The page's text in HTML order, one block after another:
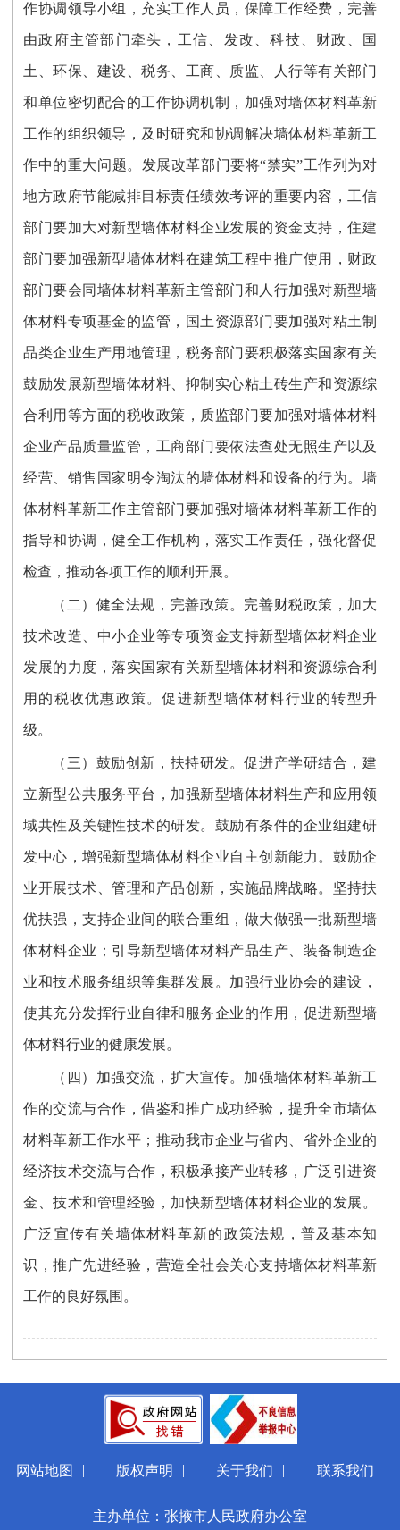
作协调领导小组，充实工作人员，保障工作经费，完善
由政府主管部门牵头，工信、发改、科技、财政、国
土、环保、建设、税务、工商、质监、人行等有关部门
和单位密切配合的工作协调机制，加强对墙体材料革新
工作的组织领导，及时研究和协调解决墙体材料革新工
作中的重大问题。发展改革部门要将“禁实”工作列为对
地方政府节能减排目标责任绩效考评的重要内容，工信
部门要加大对新型墙体材料企业发展的资金支持，住建
部门要加强新型墙体材料在建筑工程中推广使用，财政
部门要会同墙体材料革新主管部门和人行加强对新型墙
体材料专项基金的监管，国土资源部门要加强对粘土制
品类企业生产用地管理，税务部门要积极落实国家有关
鼓励发展新型墙体材料、抑制实心粘土砖生产和资源综
合利用等方面的税收政策，质监部门要加强对墙体材料
企业产品质量监管，工商部门要依法查处无照生产以及
经营、销售国家明令淘汰的墙体材料和设备的行为。墙
体材料革新工作主管部门要加强对墙体材料革新工作的
指导和协调，健全工作机构，落实工作责任，强化督促
检查，推动各项工作的顺利开展。
（二）健全法规，完善政策。完善财税政策，加大
技术改造、中小企业等专项资金支持新型墙体材料企业
发展的力度，落实国家有关新型墙体材料和资源综合利
用的税收优惠政策。促进新型墙体材料行业的转型升
级。
（三）鼓励创新，扶持研发。促进产学研结合，建
立新型公共服务平台，加强新型墙体材料生产和应用领
域共性及关键性技术的研发。鼓励有条件的企业组建研
发中心，增强新型墙体材料企业自主创新能力。鼓励企
业开展技术、管理和产品创新，实施品牌战略。坚持扶
优扶强，支持企业间的联合重组，做大做强一批新型墙
体材料企业；引导新型墙体材料产品生产、装备制造企
业和技术服务组织等集群发展。加强行业协会的建设，
使其充分发挥行业自律和服务企业的作用，促进新型墙
体材料行业的健康发展。
（四）加强交流，扩大宣传。加强墙体材料革新工
作的交流与合作，借鉴和推广成功经验，提升全市墙体
材料革新工作水平；推动我市企业与省内、省外企业的
经济技术交流与合作，积极承接产业转移，广泛引进资
金、技术和管理经验，加快新型墙体材料企业的发展。
广泛宣传有关墙体材料革新的政策法规，普及基本知
识，推广先进经验，营造全社会关心支持墙体材料革新
工作的良好氛围。
网站地图 | 版权声明 | 关于我们 | 联系我们
主办单位：张掖市人民政府办公室